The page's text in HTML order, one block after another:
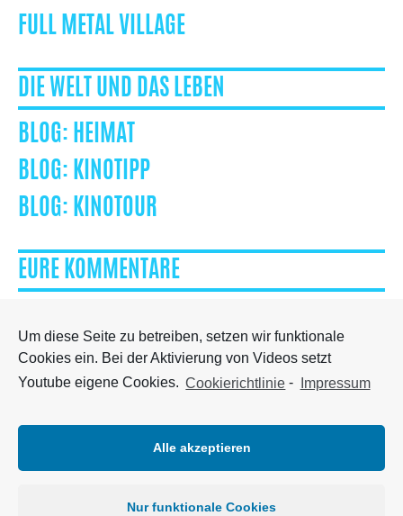
Um diese Seite zu betreiben, setzen wir funktionale
Cookies ein. Bei der Aktivierung von Videos setzt
Youtube eigene Cookies. Cookierichtlinie - Impressum
Alle akzeptieren
Nur funktionale Cookies
FULL METAL VILLAGE
DIE WELT UND DAS LEBEN
HEIMAT
KINOTIPP
KINOTOUR
EURE KOMMENTARE
STARTSEITE